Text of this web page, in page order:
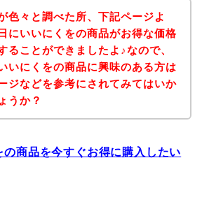
色々と調べた所、下記ページよ
にいいにくをの商品がお得な価格
ることができましたよ♪なので、
いにくをの商品に興味のある方は
ジなどを参考にされてみてはいか
うか？
の商品を今すぐお得に購入したい